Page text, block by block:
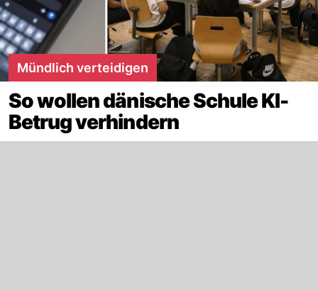
Mündlich verteidigen
So wollen dänische Schule KI-
Betrug verhindern